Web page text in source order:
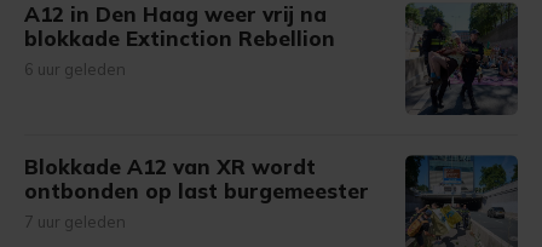
A12 in Den Haag weer vrij na
blokkade Extinction Rebellion
6 uur geleden
Blokkade A12 van XR wordt
ontbonden op last burgemeester
7 uur geleden